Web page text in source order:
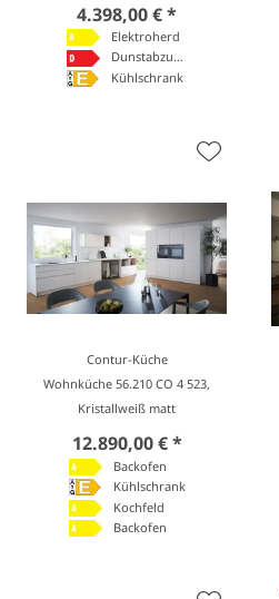
4.398,00 € *
Elektroherd
Dunstabzugshaube
Kühlschrank
Contur-Küche
Wohnküche 56.210 CO 4 523,
Kristallweiß matt
12.890,00 € *
Backofen
Kühlschrank
Kochfeld
Backofen